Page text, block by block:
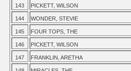
143 PICKETT, WILSON
144 WONDER, STEVIE
145 FOUR TOPS, THE
146 PICKETT, WILSON
147 FRANKLIN, ARETHA